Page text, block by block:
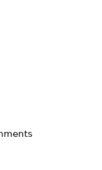
cu dizabilități din